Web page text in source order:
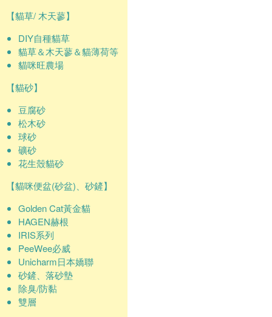
【貓草/ 木天蓼】
DIY自種貓草
貓草＆木天蓼＆貓薄荷等
貓咪旺農場
【貓砂】
豆腐砂
松木砂
球砂
礦砂
花生殼貓砂
【貓咪便盆(砂盆)、砂鏟】
Golden Cat黃金貓
HAGEN赫根
IRIS系列
PeeWee必威
Unicharm日本嬌聯
砂鏟、落砂墊
除臭/防黏
雙層